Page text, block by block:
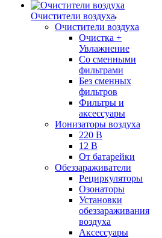
Очистители воздуха
Очистители воздуха
Очистка +
Увлажнение
Cо сменными
фильтрами
Без сменных
фильтров
Фильтры и
аксессуары
Ионизаторы воздуха
220 В
12 В
От батарейки
Обеззараживатели
Рециркуляторы
Озонаторы
Установки
обеззараживания
воздуха
Аксессуары